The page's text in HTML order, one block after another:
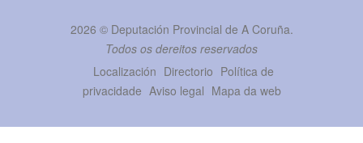
2026 © Deputación Provincial de A Coruña.
Todos os dereitos reservados
Localización Directorio Política de
privacidade Aviso legal Mapa da web